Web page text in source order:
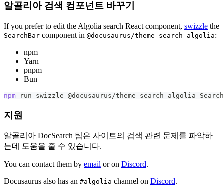
알골리아 검색 컴포넌트 바꾸기
If you prefer to edit the Algolia search React component, swizzle the
SearchBar component in @docusaurus/theme-search-algolia:
npm
Yarn
pnpm
Bun
npm run swizzle @docusaurus/theme-search-algolia
지원
알골리아 DocSearch 팀은 사이트의 검색 관련 문제를 파악하
는데 도움을 줄 수 있습니다.
You can contact them by email or on Discord.
Docusaurus also has an #algolia channel on Discord.